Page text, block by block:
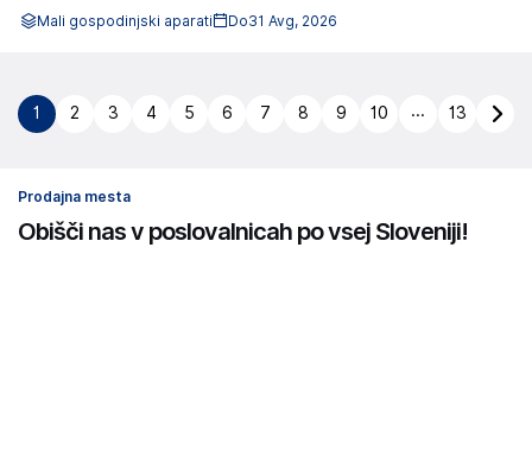
Mali gospodinjski aparati Do31 Avg, 2026
1 2 3 4 5 6 7 8 9 10 ... 13
Prodajna mesta
Obišči nas v poslovalnicah po vsej Sloveniji!